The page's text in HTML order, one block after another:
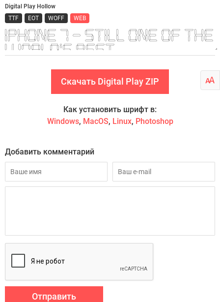
Digital Play Hollow
TTF
EOT WOFF WEB
Скачать Digital Play ZIP
Как установить шрифт в:
Windows, MacOS, Linux, Photoshop
Добавить комментарий
Отправить